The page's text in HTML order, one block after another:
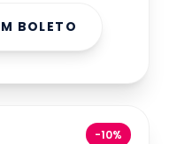
BOLETO
-10%